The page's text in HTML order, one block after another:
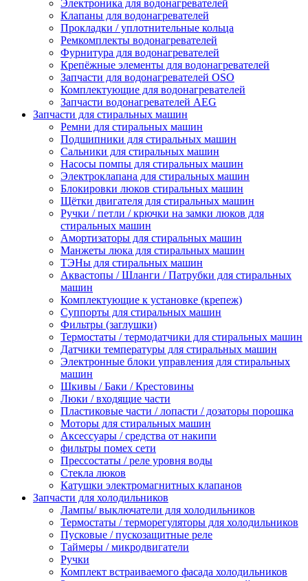
Электроника для водонагревателей
Клапаны для водонагревателей
Прокладки / уплотнительные кольца
Ремкомплекты водонагревателей
Фурнитура для водонагревателей
Крепёжные элементы для водонагревателей
Запчасти для водонагревателей OSO
Комплектующие для водонагревателей
Запчасти водонагревателей AEG
Запчасти для стиральных машин
Ремни для стиральных машин
Подшипники для стиральных машин
Сальники для стиральных машин
Насосы помпы для стиральных машин
Электроклапана для стиральных машин
Блокировки люков стиральных машин
Щётки двигателя для стиральных машин
Ручки / петли / крючки на замки люков для
стиральных машин
Амортизаторы для стиральных машин
Манжеты люка для стиральных машин
ТЭНы для стиральных машин
Аквастопы / Шланги / Патрубки для стиральных
машин
Комплектующие к установке (крепеж)
Суппорты для стиральных машин
Фильтры (заглушки)
Термостаты / термодатчики для стиральных машин
Датчики температуры для стиральных машин
Электронные блоки управления для стиральных
машин
Шкивы / Баки / Крестовины
Люки / входящие части
Пластиковые части / лопасти / дозаторы порошка
Моторы для стиральных машин
Аксессуары / средства от накипи
фильтры помех сети
Прессостаты / реле уровня воды
Стекла люков
Катушки электромагнитных клапанов
Запчасти для холодильников
Лампы/ выключатели для холодильников
Термостаты / терморегуляторы для холодильников
Пусковые / пускозащитные реле
Таймеры / микродвигатели
Ручки
Комплект встраиваемого фасада холодильников